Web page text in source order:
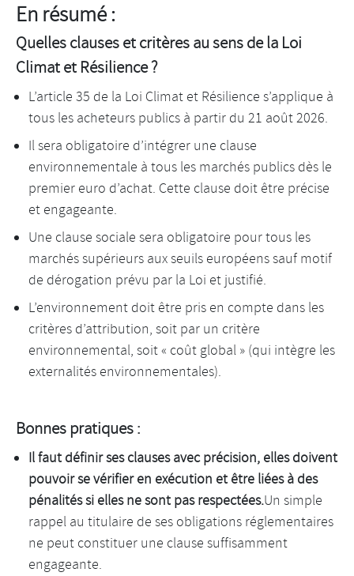
En résumé :
Quelles clauses et critères au sens de la Loi
Climat et Résilience ?
L’article 35 de la Loi Climat et Résilience s’applique à
tous les acheteurs publics à partir du 21 août 2026.
Il sera obligatoire d’intégrer une clause
environnementale à tous les marchés publics dès le
premier euro d’achat. Cette clause doit être précise
et engageante.
Une clause sociale sera obligatoire pour tous les
marchés supérieurs aux seuils européens sauf motif
de dérogation prévu par la Loi et justifié.
L’environnement doit être pris en compte dans les
critères d’attribution, soit par un critère
environnemental, soit « coût global » (qui intègre les
externalités environnementales).
Bonnes pratiques :
Il faut définir ses clauses avec précision, elles doivent
pouvoir se vérifier en exécution et être liées à des
pénalités si elles ne sont pas respectées.Un simple
rappel au titulaire de ses obligations réglementaires
ne peut constituer une clause suffisamment
engageante.